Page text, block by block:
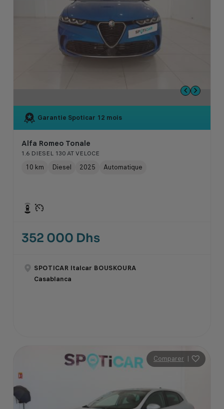
Garantie Spoticar 12 mois
Alfa Romeo Tonale
1.6 DIESEL 130 AT VELOCE
10 km Diesel 2025 Automatique
352 000 Dhs
SPOTICAR Italcar BOUSKOURA
Casablanca
Comparer |